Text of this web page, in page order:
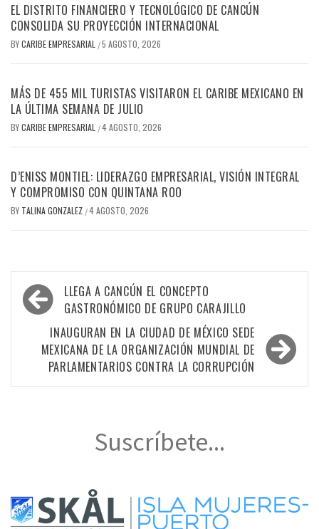
EL DISTRITO FINANCIERO Y TECNOLÓGICO DE CANCÚN
CONSOLIDA SU PROYECCIÓN INTERNACIONAL
BYCARIBE EMPRESARIAL /5 AGOSTO, 2026
MÁS DE 455 MIL TURISTAS VISITARON EL CARIBE MEXICANO EN
LA ÚLTIMA SEMANA DE JULIO
BYCARIBE EMPRESARIAL /4 AGOSTO, 2026
D’ENISS MONTIEL: LIDERAZGO EMPRESARIAL, VISIÓN INTEGRAL
Y COMPROMISO CON QUINTANA ROO
BY TALINA GONZALEZ /4 AGOSTO, 2026
Navegación
de
entradas
LLEGA A CANCÚN EL CONCEPTO
GASTRONÓMICO DE GRUPO CARAJILLO
INAUGURAN EN LA CIUDAD DE MÉXICO SEDE
MEXICANA DE LA ORGANIZACIÓN MUNDIAL DE
PARLAMENTARIOS CONTRA LA CORRUPCIÓN
Suscríbete...